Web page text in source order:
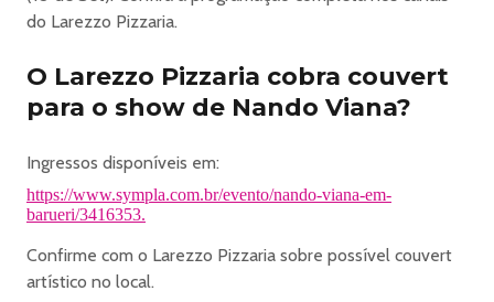
do Larezzo Pizzaria.
O Larezzo Pizzaria cobra couvert
para o show de Nando Viana?
Ingressos disponíveis em:
https://www.sympla.com.br/evento/nando-viana-em-
barueri/3416353.
Confirme com o Larezzo Pizzaria sobre possível couvert
artístico no local.